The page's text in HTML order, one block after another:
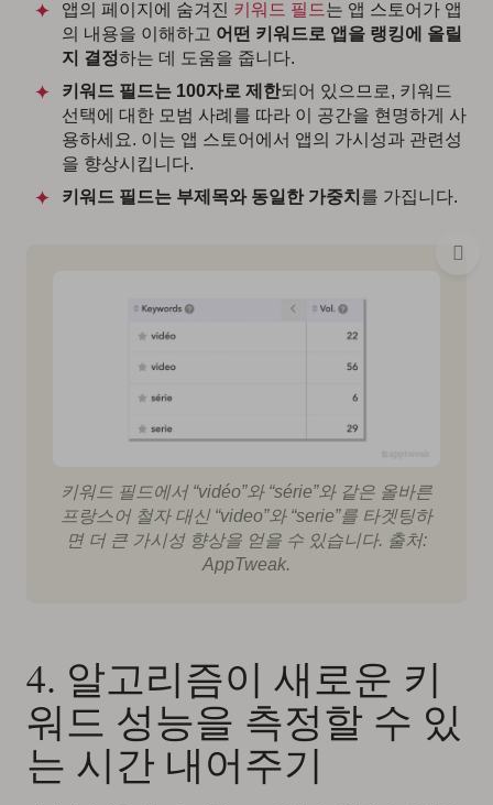
앱의 페이지에 숨겨진 키워드 필드는 앱 스토어가 앱
의 내용을 이해하고 어떤 키워드로 앱을 랭킹에 올릴
지 결정하는 데 도움을 줍니다.
키워드 필드는 100자로 제한되어 있으므로, 키워드
선택에 대한 모범 사례를 따라 이 공간을 현명하게 사
용하세요. 이는 앱 스토어에서 앱의 가시성과 관련성
을 향상시킵니다.
키워드 필드는 부제목와 동일한 가중치 를 가집니다.
키워드 필드에서 “vidéo”와 “série”와 같은 올바른
프랑스어 철자 대신 “video”와 “serie”를 타겟팅하
면 더 큰 가시성 향상을 얻을 수 있습니다. 출처:
AppTweak.
4. 알고리즘이 새로운 키
워드 성능을 측정할 수 있
는 시간 내어주기